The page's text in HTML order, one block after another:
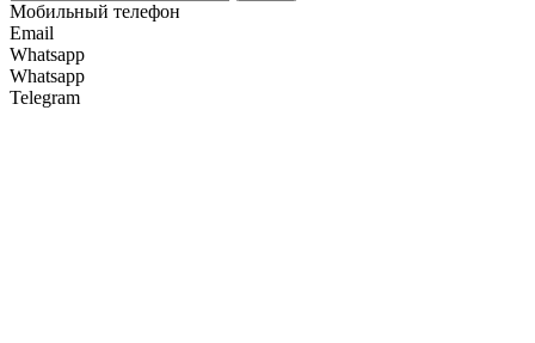
Мобильный телефон
Email
Whatsapp
Whatsapp
Telegram